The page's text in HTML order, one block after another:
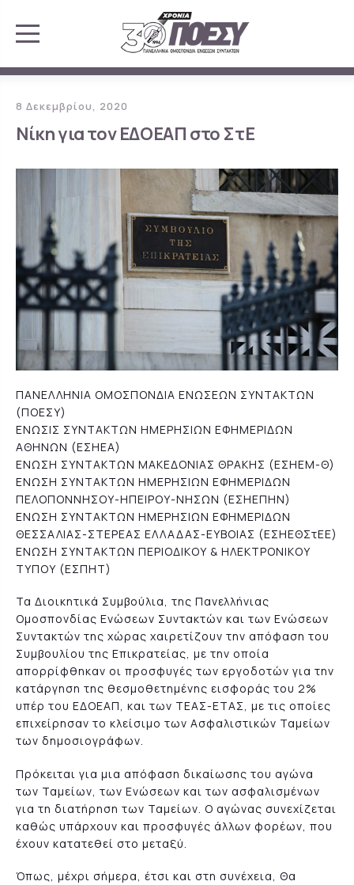
8 Δεκεμβρίου, 2020
Νίκη για τον ΕΔΟΕΑΠ στο ΣτΕ
ΠΑΝΕΛΛΗΝΙΑ ΟΜΟΣΠΟΝΔΙΑ ΕΝΩΣΕΩΝ ΣΥΝΤΑΚΤΩΝ
(ΠΟΕΣΥ)
ΕΝΩΣΙΣ ΣΥΝΤΑΚΤΩΝ ΗΜΕΡΗΣΙΩΝ ΕΦΗΜΕΡΙΔΩΝ
ΑΘΗΝΩΝ (ΕΣΗΕΑ)
ΕΝΩΣΗ ΣΥΝΤΑΚΤΩΝ ΜΑΚΕΔΟΝΙΑΣ ΘΡΑΚΗΣ (ΕΣΗΕΜ-Θ)
ΕΝΩΣΗ ΣΥΝΤΑΚΤΩΝ ΗΜΕΡΗΣΙΩΝ ΕΦΗΜΕΡΙΔΩΝ
ΠΕΛΟΠΟΝΝΗΣΟΥ-ΗΠΕΙΡΟΥ-ΝΗΣΩΝ (ΕΣΗΕΠΗΝ)
ΕΝΩΣΗ ΣΥΝΤΑΚΤΩΝ ΗΜΕΡΗΣΙΩΝ ΕΦΗΜΕΡΙΔΩΝ
ΘΕΣΣΑΛΙΑΣ-ΣΤΕΡΕΑΣ ΕΛΛΑΔΑΣ-ΕΥΒΟΙΑΣ (ΕΣΗΕΘΣτΕΕ)
ΕΝΩΣΗ ΣΥΝΤΑΚΤΩΝ ΠΕΡΙΟΔΙΚΟΥ & ΗΛΕΚΤΡΟΝΙΚΟΥ
ΤΥΠΟΥ (ΕΣΠΗΤ)
Τα Διοικητικά Συμβούλια, της Πανελλήνιας
Ομοσπονδίας Ενώσεων Συντακτών και των Ενώσεων
Συντακτών της χώρας χαιρετίζουν την απόφαση του
Συμβουλίου της Επικρατείας, με την οποία
απορρίφθηκαν οι προσφυγές των εργοδοτών για την
κατάργηση της θεσμοθετημένης εισφοράς του 2%
υπέρ του ΕΔΟΕΑΠ, και των ΤΕΑΣ-ΕΤΑΣ, με τις οποίες
επιχείρησαν το κλείσιμο των Ασφαλιστικών Ταμείων
των δημοσιογράφων.
Πρόκειται για μια απόφαση δικαίωσης του αγώνα
των Ταμείων, των Ενώσεων και των ασφαλισμένων
για τη διατήρηση των Ταμείων. Ο αγώνας συνεχίζεται
καθώς υπάρχουν και προσφυγές άλλων φορέων, που
έχουν κατατεθεί στο μεταξύ.
Όπως, μέχρι σήμερα, έτσι και στη συνέχεια, Θα